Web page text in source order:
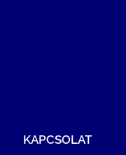
KAPCSOLAT